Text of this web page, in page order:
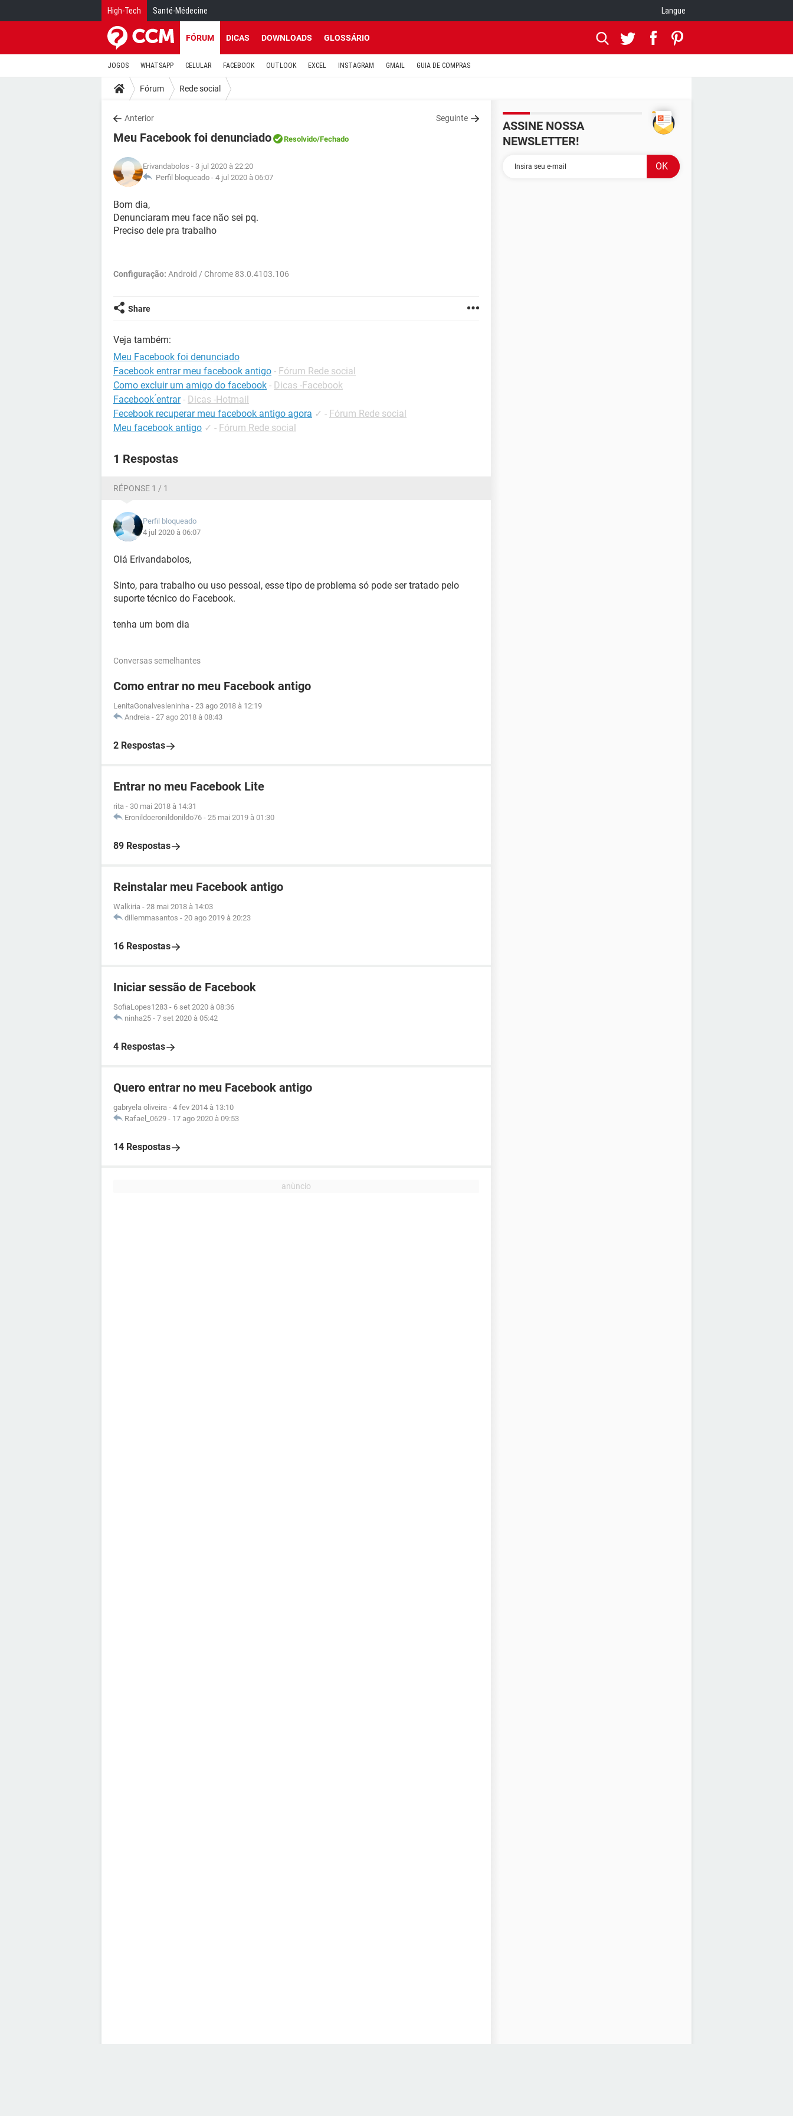
High-Tech Santé-Médecine Langue
FÓRUM DICAS DOWNLOADS GLOSSÁRIO
JOGOS WHATSAPP CELULAR FACEBOOK OUTLOOK EXCEL INSTAGRAM GMAIL GUIA DE COMPRAS
Fórum Rede social
Anterior Seguinte
Meu Facebook foi denunciado Resolvido/Fechado
Erivandabolos - 3 jul 2020 à 22:20
Perfil bloqueado - 4 jul 2020 à 06:07
Bom dia,
Denunciaram meu face não sei pq.
Preciso dele pra trabalho
Configuração: Android / Chrome 83.0.4103.106
Share
Veja também:
Meu Facebook foi denunciado
Facebook entrar meu facebook antigo - Fórum Rede social
Como excluir um amigo do facebook - Dicas -Facebook
Facebook ́entrar - Dicas -Hotmail
Fecebook recuperar meu facebook antigo agora ✓ - Fórum Rede social
Meu facebook antigo ✓ - Fórum Rede social
1 Respostas
RÉPONSE 1 / 1
Perfil bloqueado
4 jul 2020 à 06:07
Olá Erivandabolos,
Sinto, para trabalho ou uso pessoal, esse tipo de problema só pode ser tratado pelo
suporte técnico do Facebook.
tenha um bom dia
Conversas semelhantes
Como entrar no meu Facebook antigo
LenitaGonalvesleninha - 23 ago 2018 à 12:19
Andreia - 27 ago 2018 à 08:43
2 Respostas
Entrar no meu Facebook Lite
rita - 30 mai 2018 à 14:31
Eronildoeronildonildo76 - 25 mai 2019 à 01:30
89 Respostas
Reinstalar meu Facebook antigo
Walkiria - 28 mai 2018 à 14:03
dillemmasantos - 20 ago 2019 à 20:23
16 Respostas
Iniciar sessão de Facebook
SofiaLopes1283 - 6 set 2020 à 08:36
ninha25 - 7 set 2020 à 05:42
4 Respostas
Quero entrar no meu Facebook antigo
gabryela oliveira - 4 fev 2014 à 13:10
Rafael_0629 - 17 ago 2020 à 09:53
14 Respostas
ASSINE NOSSA
NEWSLETTER!